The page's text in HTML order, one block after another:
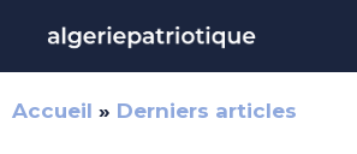
contenu
Accueil » Derniers articles